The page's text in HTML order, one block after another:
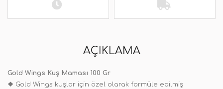
AÇIKLAMA
Gold Wings Kuş Maması 100 Gr
❖ Gold Wings kuşlar için özel olarak formüle edilmiş